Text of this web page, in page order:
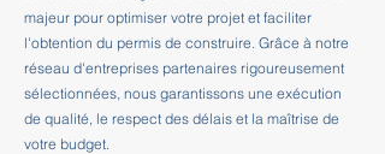
majeur pour optimiser votre projet et faciliter
l'obtention du permis de construire. Grâce à notre
réseau d'entreprises partenaires rigoureusement
sélectionnées, nous garantissons une exécution
de qualité, le respect des délais et la maîtrise de
votre budget.